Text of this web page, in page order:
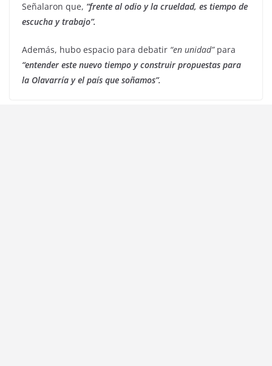
Señalaron que, “frente al odio y la crueldad, es tiempo de
escucha y trabajo”.
Además, hubo espacio para debatir “en unidad”para
“entender este nuevo tiempo y construir propuestas para
la Olavarría y el país que soñamos”.